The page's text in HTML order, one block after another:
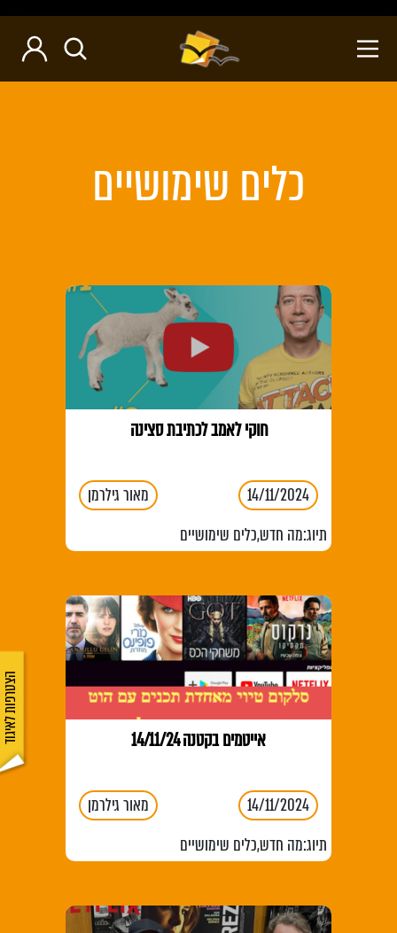
הצטרפות לאיגוד
כלים שימושיים
חוקי לאמב לכתיבת סצינה
14/11/2024
מאור גילרמן
תיוג:מה חדש,כלים שימושיים
אייטמים בקטנה 14/11/24
14/11/2024
מאור גילרמן
תיוג:מה חדש,כלים שימושיים